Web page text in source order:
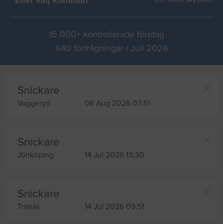
15 000+ kontrollerade företag
640 förfrågningar i Juli 2026
Snickare
Vaggeryd 06 Aug 2026 07:51
Snickare
Jönköping 14 Jul 2026 13:30
Snickare
Tranås 14 Jul 2026 09:51